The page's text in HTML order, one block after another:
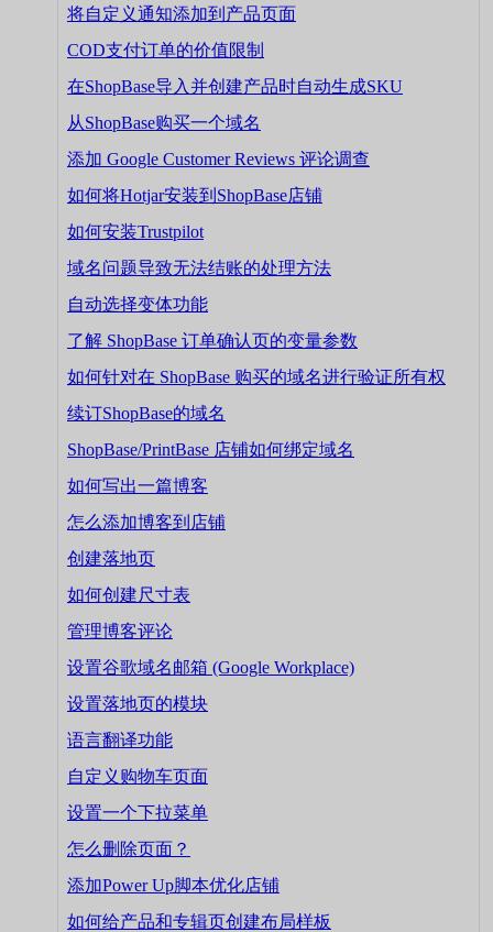
将自定义通知添加到产品页面
COD支付订单的价值限制
在ShopBase导入并创建产品时自动生成SKU
从ShopBase购买一个域名
添加 Google Customer Reviews 评论调查
如何将Hotjar安装到ShopBase店铺
如何安装Trustpilot
域名问题导致无法结账的处理方法
自动选择变体功能
了解 ShopBase 订单确认页的变量参数
如何针对在 ShopBase 购买的域名进行验证所有权
续订ShopBase的域名
ShopBase/PrintBase 店铺如何绑定域名
如何写出一篇博客
怎么添加博客到店铺
创建落地页
如何创建尺寸表
管理博客评论
设置谷歌域名邮箱 (Google Workplace)
设置落地页的模块
语言翻译功能
自定义购物车页面
设置一个下拉菜单
怎么删除页面？
添加Power Up脚本优化店铺
如何给产品和专辑页创建布局样板